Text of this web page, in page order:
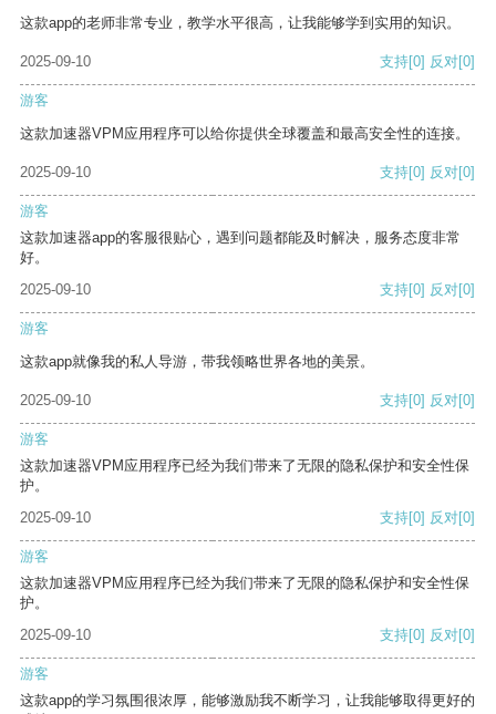
这款app的老师非常专业，教学水平很高，让我能够学到实用的知识。
2025-09-10 支持[0] 反对[0]
游客
这款加速器VPM应用程序可以给你提供全球覆盖和最高安全性的连接。
2025-09-10 支持[0] 反对[0]
游客
这款加速器app的客服很贴心，遇到问题都能及时解决，服务态度非常
好。
2025-09-10
支持[0] 反对[0]
游客
这款app就像我的私人导游，带我领略世界各地的美景。
2025-09-10 支持[0] 反对[0]
游客
这款加速器VPM应用程序已经为我们带来了无限的隐私保护和安全性保
护。
2025-09-10
支持[0] 反对[0]
游客
这款加速器VPM应用程序已经为我们带来了无限的隐私保护和安全性保
护。
2025-09-10
支持[0] 反对[0]
游客
这款app的学习氛围很浓厚，能够激励我不断学习，让我能够取得更好的